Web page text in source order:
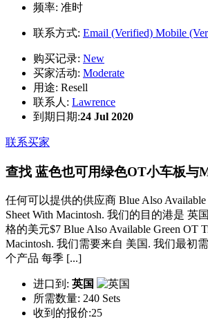
频率: 准时
联系方式: Email (Verified) Mobile
购买记录: New
买家活动: Moderate
用途: Resell
联系人: Lawrence
到期日期:24 Jul 2020
联系买家
查找 蓝色也可用绿色OT小车板与
任何可以提供的供应商 Blue Also Available
Sheet With Macintosh. 我们的目的港是 英
格的美元$7 Blue Also Available Green OT
Macintosh. 我们需要来自 美国. 我们最初
个产品 每季 [...]
进口到: 英国
所需数量: 240 Sets
收到的报价:25